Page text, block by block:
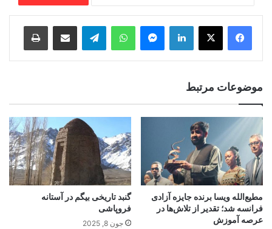
LinkedIn
Messenger
WhatsApp
Telegram
Share via Email
Print
موضوعات مرتبط
مطیع‌الله ویسا برنده جایزه آزادی
فرانسه شد؛ تقدیر از تلاش‌ها در
عرصه آموزش
گنبد تاریخی بیگم در آستانه
فروپاشی
جون 8, 2025